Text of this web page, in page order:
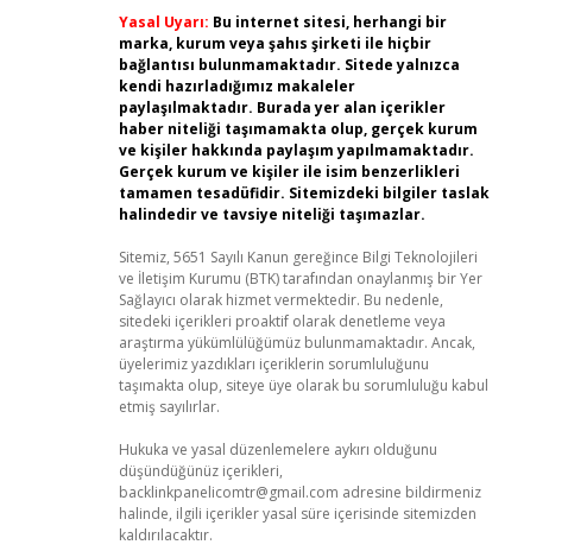
Yasal Uyarı: Bu internet sitesi, herhangi bir
marka, kurum veya şahıs şirketi ile hiçbir
bağlantısı bulunmamaktadır. Sitede yalnızca
kendi hazırladığımız makaleler
paylaşılmaktadır. Burada yer alan içerikler
haber niteliği taşımamakta olup, gerçek kurum
ve kişiler hakkında paylaşım yapılmamaktadır.
Gerçek kurum ve kişiler ile isim benzerlikleri
tamamen tesadüfidir. Sitemizdeki bilgiler taslak
halindedir ve tavsiye niteliği taşımazlar.
Sitemiz, 5651 Sayılı Kanun gereğince Bilgi Teknolojileri
ve İletişim Kurumu (BTK) tarafından onaylanmış bir Yer
Sağlayıcı olarak hizmet vermektedir. Bu nedenle,
sitedeki içerikleri proaktif olarak denetleme veya
araştırma yükümlülüğümüz bulunmamaktadır. Ancak,
üyelerimiz yazdıkları içeriklerin sorumluluğunu
taşımakta olup, siteye üye olarak bu sorumluluğu kabul
etmiş sayılırlar.
Hukuka ve yasal düzenlemelere aykırı olduğunu
düşündüğünüz içerikleri,
backlinkpanelicomtr@gmail.com adresine bildirmeniz
halinde, ilgili içerikler yasal süre içerisinde sitemizden
kaldırılacaktır.